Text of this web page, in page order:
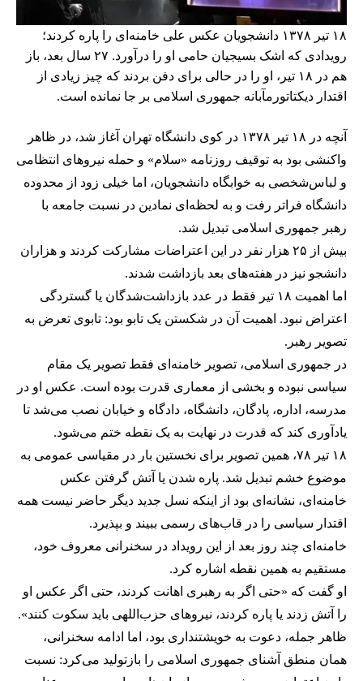
۱۸ تیر ۱۳۷۸ دانشجویان عکس علی خامنه‌ای را پاره کردند؛
رویدادی که اشک بسیجیان حامی او را درآورد. ۲۷ سال بعد، باز
هم در ۱۸ تیر، او را در حالی برای دفن بردند که چیز زیادی از
اقتدار دیکتاتورمآبانه جمهوری اسلامی بر جا نمانده است.
آنچه در ۱۸ تیر ۱۳۷۸ در کوی دانشگاه تهران آغاز شد، در ظاهر
واکنشی بود به توقیف روزنامه «سلام» و حمله نیروهای انتظامی
و لباس‌شخصی به خوابگاه دانشجویان، اما خیلی زود از محدوده
دانشگاه فراتر رفت و به لحظه‌ای نمادین در نسبت جامعه با
رهبر جمهوری اسلامی تبدیل شد.
بیش از ۲۵ هزار نفر در این اعتراضات مشارکت کردند و هزاران
دانشجو نیز در هفته‌های بعد بازداشت شدند.
اما اهمیت ۱۸ تیر فقط در عدد بازداشت‌شدگان یا گستردگی
اعتراض نبود. اهمیت آن در شکستن یک تابو بود: تابوی تعرض به
تصویر رهبر.
در جمهوری اسلامی، تصویر خامنه‌ای فقط تصویر یک مقام
سیاسی نبوده و بخشی از معماری قدرت بوده است. عکس او در
مدرسه، اداره، پادگان، دانشگاه، دادگاه و خیابان نصب می‌شد تا
یادآوری کند که قدرت در نهایت به یک نقطه ختم می‌شود.
۱۸ تیر ۷۸، همین تصویر برای نخستین بار در مقیاسی عمومی به
موضوع خشم تبدیل شد. پاره شدن یا آتش گرفتن عکس
خامنه‌ای، نشانه‌ای بود از اینکه نسل جدید دیگر حاضر نیست همه
اقتدار سیاسی را در قاب‌های رسمی ببیند و بپذیرد.
خامنه‌ای چند روز بعد از این رویداد در سخنرانی معروف خود،
مستقیم به همین نقطه اشاره کرد.
او گفت که «حتی اگر به رهبری اهانت کردند، حتی اگر عکس او
را آتش زدند یا پاره کردند، نیروهای حزب‌اللهی باید سکوت کنند».
ظاهر جمله، دعوت به خویشتنداری بود، اما ادامه سخنرانی،
همان منطق آشنای جمهوری اسلامی را بازتولید می‌کرد: نسبت